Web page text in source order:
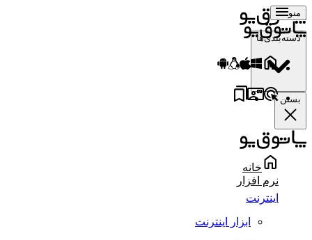
منو
دسته‌بندی‌ها
بستن
خانه
نرم افزار
اینترنت
ابزار اینترنت